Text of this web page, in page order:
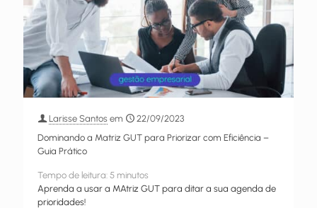
Larisse Santos em
22/09/2023
Dominando a Matriz GUT para Priorizar com Eficiência –
Guia Prático
Tempo de leitura: 5 minutos
Aprenda a usar a MAtriz GUT para ditar a sua agenda de
prioridades!